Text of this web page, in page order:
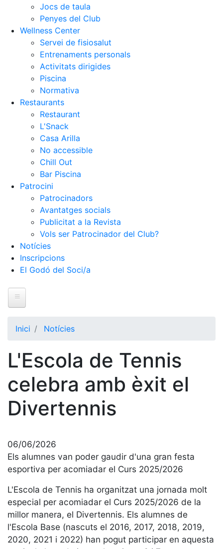
Jocs de taula
Penyes del Club
Wellness Center
Servei de fisiosalut
Entrenaments personals
Activitats dirigides
Piscina
Normativa
Restaurants
Restaurant
L'Snack
Casa Arilla
No accessible
Chill Out
Bar Piscina
Patrocini
Patrocinadors
Avantatges socials
Publicitat a la Revista
Vols ser Patrocinador del Club?
Notícies
Inscripcions
El Godó del Soci/a
Història
La nostra
història
Cronologia
Presidents
Junta
directiva
i comités
Estructura
executiva
Fundació
Inici Notícies
L'Escola de Tennis
celebra amb èxit el
Divertennis
06/06/2026
Els alumnes van poder gaudir d'una gran festa
esportiva per acomiadar el Curs 2025/2026
L'Escola de Tennis ha organitzat una jornada molt
especial per acomiadar el Curs 2025/2026 de la
millor manera, el Divertennis. Els alumnes de
l'Escola Base (nascuts el 2016, 2017, 2018, 2019,
2020, 2021 i 2022) han pogut participar en aquesta